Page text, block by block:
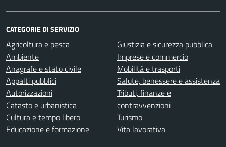
CATEGORIE DI SERVIZIO
Agricoltura e pesca
Ambiente
Anagrafe e stato civile
Appalti pubblici
Autorizzazioni
Catasto e urbanistica
Cultura e tempo libero
Educazione e formazione
Giustizia e sicurezza pubblica
Imprese e commercio
Mobilità e trasporti
Salute, benessere e assistenza
Tributi, finanze e
contravvenzioni
Turismo
Vita lavorativa